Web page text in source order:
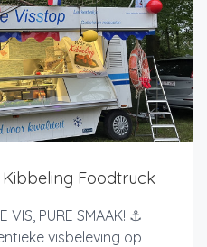
Kibbeling Foodtruck
VIS, PURE SMAAK! ⚓
visbeleving op